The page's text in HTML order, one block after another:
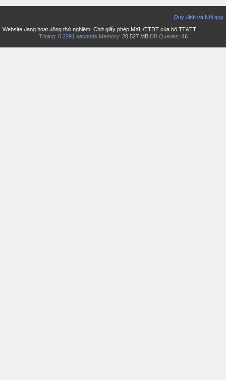
Quy định và Nội quy
Website đang hoạt động thử nghiệm. Chờ giấy phép MXH/TTDT của bộ TT&TT.
Timing: 0.2291 seconds Memory: 20.527 MB DB Queries: 46